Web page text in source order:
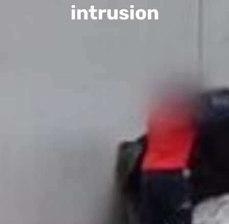
intrusion